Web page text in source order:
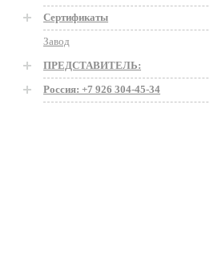
Сертификаты
Завод
ПРЕДСТАВИТЕЛЬ:
Россия: +7 926 304-45-34